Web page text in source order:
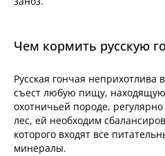
Чем кормить русскую
Русская гончая неприхотлива
съест любую пищу,
охотничьей породе,
лес, ей необходим
которого входят все
минералы.